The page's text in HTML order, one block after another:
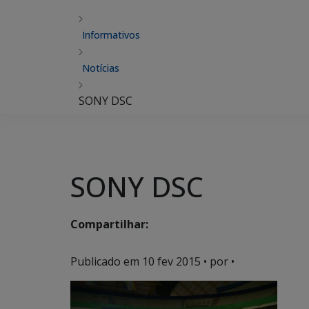
Informativos
Notícias
SONY DSC
SONY DSC
Compartilhar:
Publicado em 10 fev 2015 • por •